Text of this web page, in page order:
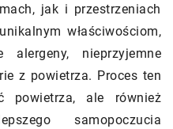
jak i przestrzeniach
właściwościom,
nieprzyjemne
z powietrza. Proces ten
powietrza, ale również
samopoczucia